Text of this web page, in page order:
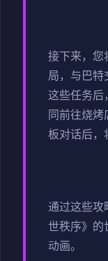
接下来，您
局，与巴特
这些任务后
同前往烧
板对话后，
通过这些攻
世秩序》的
动画。